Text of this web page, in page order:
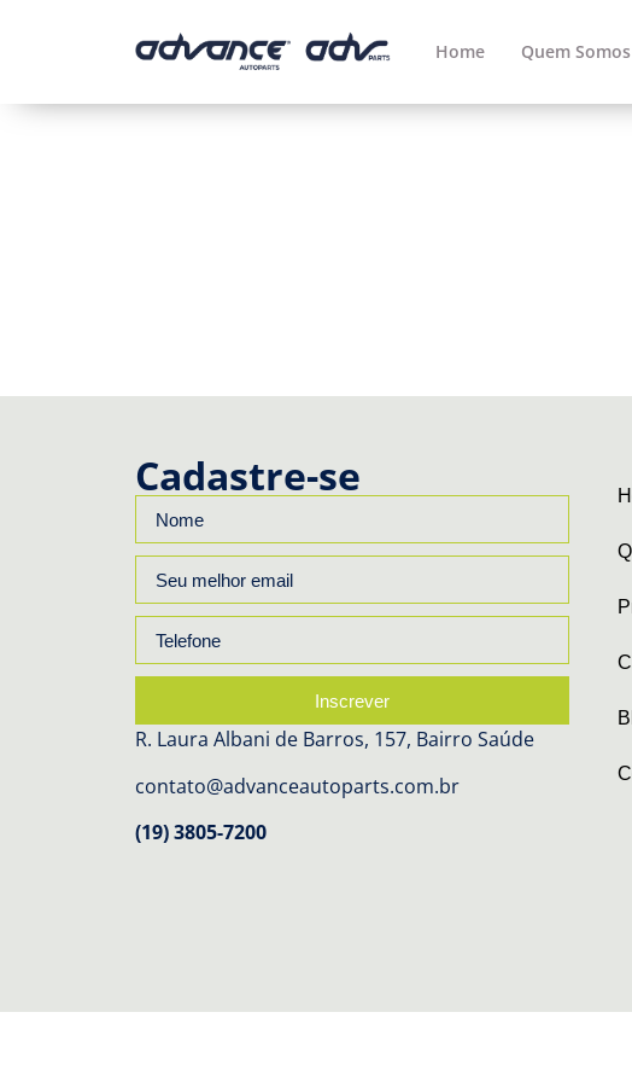
Home Quem Somos
Cadastre-se
Inscrever
R. Laura Albani de Barros, 157, Bairro Saúde
contato@advanceautoparts.com.br
(19) 3805-7200